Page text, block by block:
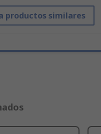
productos similares